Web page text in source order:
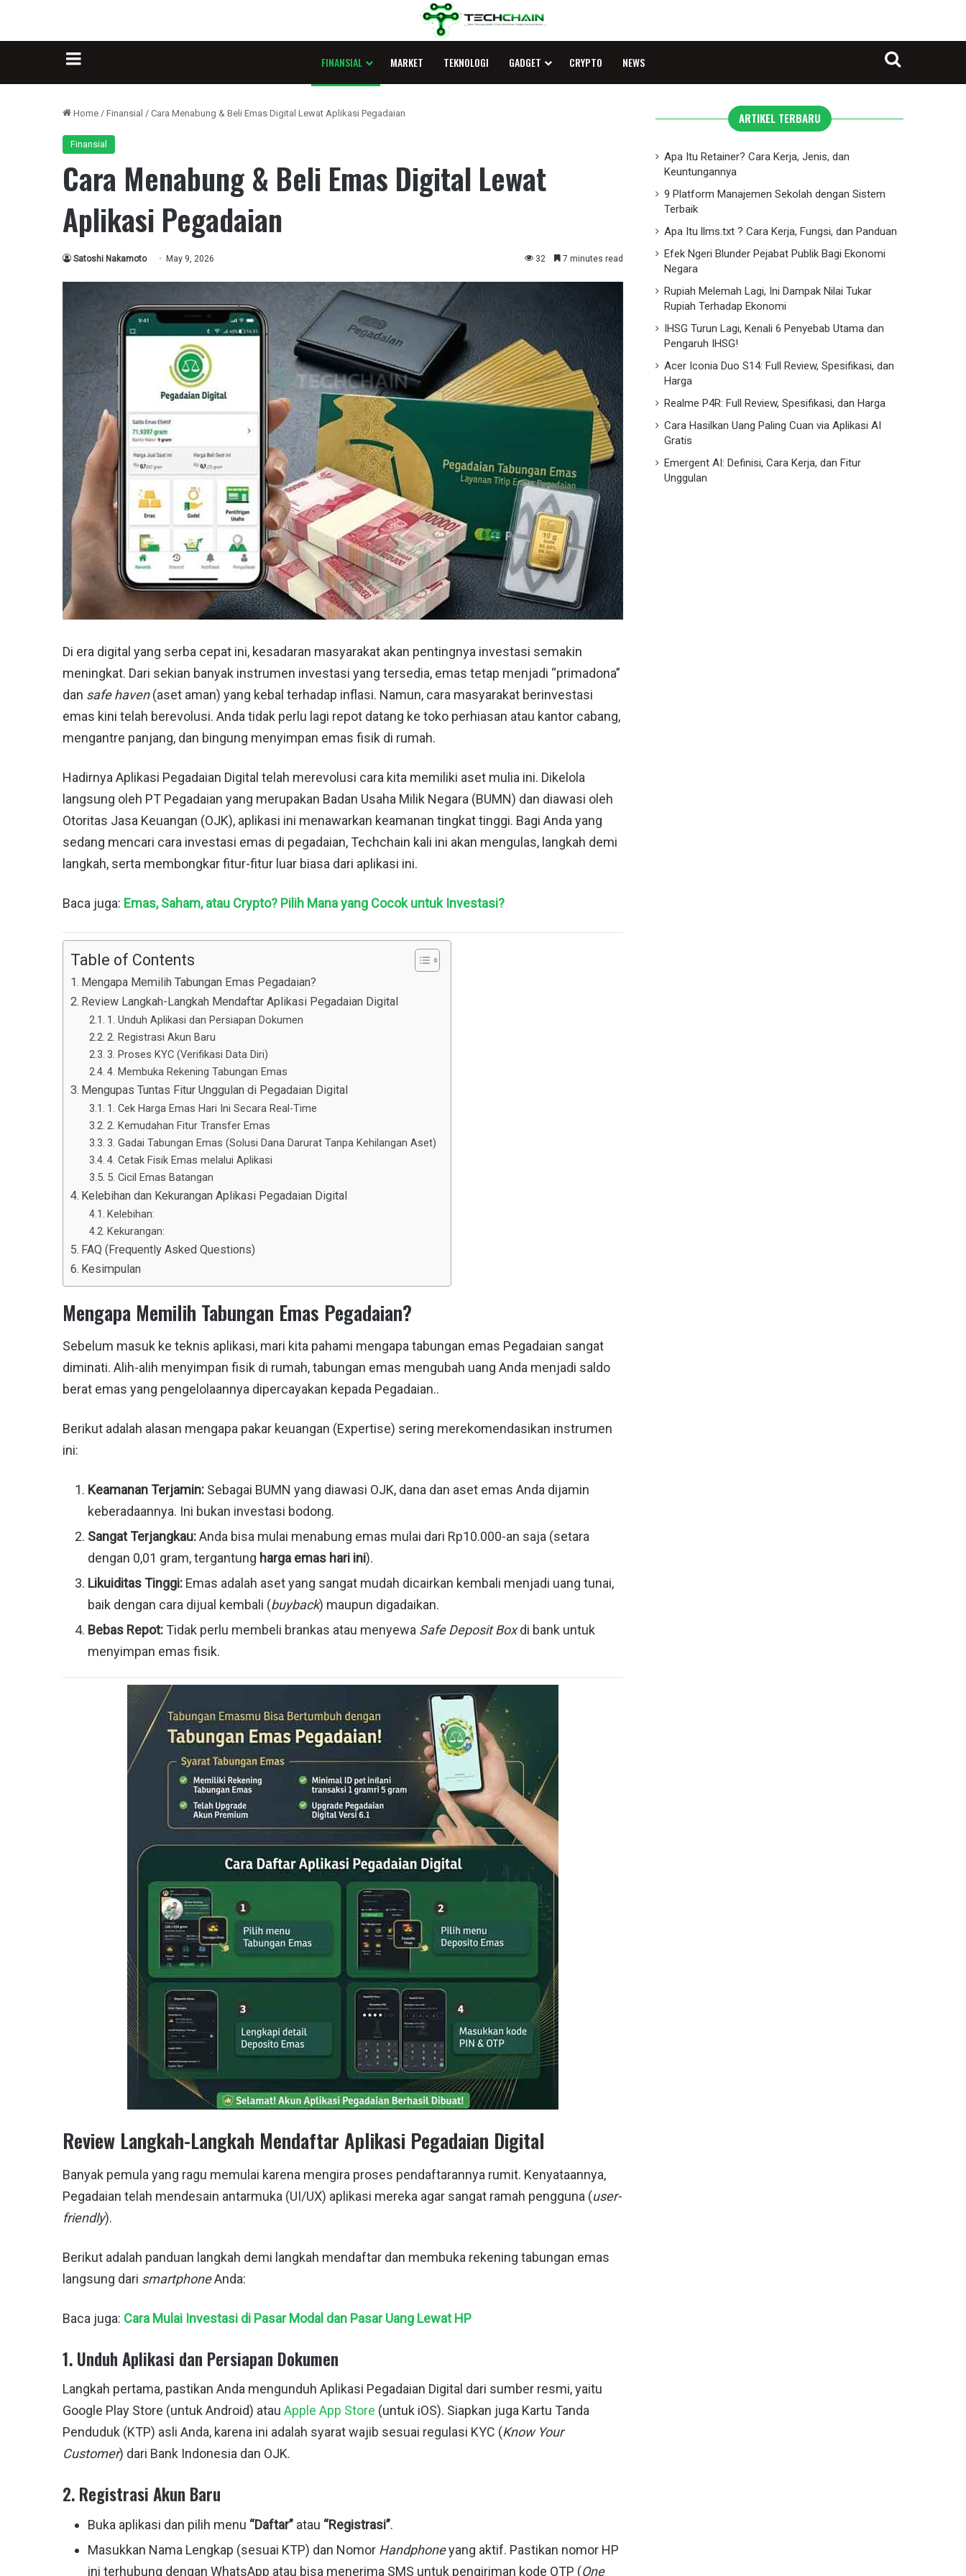
FINANSIAL MARKET TEKNOLOGI GADGET CRYPTO NEWS
Sidebar Search for
Home / Finansial / Cara Menabung & Beli Emas Digital Lewat Aplikasi Pegadaian
Finansial
Cara Menabung & Beli Emas Digital Lewat
Aplikasi Pegadaian
Satoshi Nakamoto May 9, 2026 32 7 minutes read
Di era digital yang serba cepat ini, kesadaran masyarakat akan pentingnya investasi semakin
meningkat. Dari sekian banyak instrumen investasi yang tersedia, emas tetap menjadi “primadona”
dan safe haven(aset aman) yang kebal terhadap inflasi. Namun, cara masyarakat berinvestasi
emas kini telah berevolusi. Anda tidak perlu lagi repot datang ke toko perhiasan atau kantor cabang,
mengantre panjang, dan bingung menyimpan emas fisik di rumah.
Hadirnya Aplikasi Pegadaian Digital telah merevolusi cara kita memiliki aset mulia ini. Dikelola
langsung oleh PT Pegadaian yang merupakan Badan Usaha Milik Negara (BUMN) dan diawasi oleh
Otoritas Jasa Keuangan (OJK), aplikasi ini menawarkan keamanan tingkat tinggi. Bagi Anda yang
sedang mencari cara investasi emas di pegadaian, Techchain kali ini akan mengulas, langkah demi
langkah, serta membongkar fitur-fitur luar biasa dari aplikasi ini.
Baca juga: Emas, Saham, atau Crypto? Pilih Mana yang Cocok untuk Investasi?
Table of Contents
Mengapa Memilih Tabungan Emas Pegadaian?
Review Langkah-Langkah Mendaftar Aplikasi Pegadaian Digital
1. Unduh Aplikasi dan Persiapan Dokumen
2. Registrasi Akun Baru
3. Proses KYC (Verifikasi Data Diri)
4. Membuka Rekening Tabungan Emas
Mengupas Tuntas Fitur Unggulan di Pegadaian Digital
1. Cek Harga Emas Hari Ini Secara Real-Time
2. Kemudahan Fitur Transfer Emas
3. Gadai Tabungan Emas (Solusi Dana Darurat Tanpa Kehilangan Aset)
4. Cetak Fisik Emas melalui Aplikasi
5. Cicil Emas Batangan
Kelebihan dan Kekurangan Aplikasi Pegadaian Digital
Kelebihan:
Kekurangan:
FAQ (Frequently Asked Questions)
Kesimpulan
Mengapa Memilih Tabungan Emas Pegadaian?
Sebelum masuk ke teknis aplikasi, mari kita pahami mengapa tabungan emas Pegadaian sangat
diminati. Alih-alih menyimpan fisik di rumah, tabungan emas mengubah uang Anda menjadi saldo
berat emas yang pengelolaannya dipercayakan kepada Pegadaian..
Berikut adalah alasan mengapa pakar keuangan (Expertise) sering merekomendasikan instrumen
ini:
Keamanan Terjamin: Sebagai BUMN yang diawasi OJK, dana dan aset emas Anda dijamin
keberadaannya. Ini bukan investasi bodong.
Sangat Terjangkau:Anda bisa mulai menabung emas mulai dari Rp10.000-an saja (setara
dengan 0,01 gram, tergantung harga emas hari ini).
Likuiditas Tinggi: Emas adalah aset yang sangat mudah dicairkan kembali menjadi uang tunai,
baik dengan cara dijual kembali (buyback) maupun digadaikan.
Bebas Repot:Tidak perlu membeli brankas atau menyewa Safe Deposit Boxdi bank untuk
menyimpan emas fisik.
Review Langkah-Langkah Mendaftar Aplikasi Pegadaian Digital
Banyak pemula yang ragu memulai karena mengira proses pendaftarannya rumit. Kenyataannya,
Pegadaian telah mendesain antarmuka (UI/UX) aplikasi mereka agar sangat ramah pengguna (user-
friendly).
Berikut adalah panduan langkah demi langkah mendaftar dan membuka rekening tabungan emas
langsung dari smartphoneAnda:
Baca juga: Cara Mulai Investasi di Pasar Modal dan Pasar Uang Lewat HP
1. Unduh Aplikasi dan Persiapan Dokumen
Langkah pertama, pastikan Anda mengunduh Aplikasi Pegadaian Digital dari sumber resmi, yaitu
Google Play Store (untuk Android) atau Apple App Store (untuk iOS). Siapkan juga Kartu Tanda
Penduduk (KTP) asli Anda, karena ini adalah syarat wajib sesuai regulasi KYC (Know Your
Customer) dari Bank Indonesia dan OJK.
2. Registrasi Akun Baru
Buka aplikasi dan pilih menu “Daftar” atau “Registrasi”.
Masukkan Nama Lengkap (sesuai KTP) dan Nomor Handphoneyang aktif. Pastikan nomor HP
ini terhubung dengan WhatsApp atau bisa menerima SMS untuk pengiriman kode OTP (One
ARTIKEL TERBARU
Apa Itu Retainer? Cara Kerja, Jenis, dan
Keuntungannya
9 Platform Manajemen Sekolah dengan Sistem
Terbaik
Apa Itu llms.txt ? Cara Kerja, Fungsi, dan Panduan
Efek Ngeri Blunder Pejabat Publik Bagi Ekonomi
Negara
Rupiah Melemah Lagi, Ini Dampak Nilai Tukar
Rupiah Terhadap Ekonomi
IHSG Turun Lagi, Kenali 6 Penyebab Utama dan
Pengaruh IHSG!
Acer Iconia Duo S14: Full Review, Spesifikasi, dan
Harga
Realme P4R: Full Review, Spesifikasi, dan Harga
Cara Hasilkan Uang Paling Cuan via Aplikasi AI
Gratis
Emergent AI: Definisi, Cara Kerja, dan Fitur
Unggulan